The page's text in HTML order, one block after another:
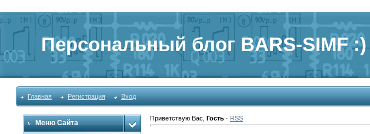
Персональный блог BARS-SIMF :)
Главная Регистрация Вход
Меню Сайта
Приветствую Вас Гость· RSS